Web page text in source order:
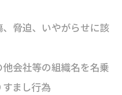
、脅迫、いやがらせに該
会社等の組織名を名乗
まし行為